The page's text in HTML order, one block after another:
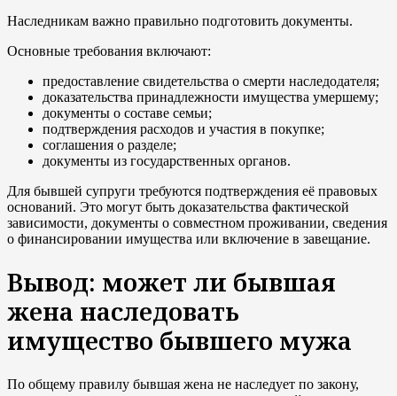
Наследникам важно правильно подготовить документы.
Основные требования включают:
предоставление свидетельства о смерти наследодателя;
доказательства принадлежности имущества умершему;
документы о составе семьи;
подтверждения расходов и участия в покупке;
соглашения о разделе;
документы из государственных органов.
Для бывшей супруги требуются подтверждения её правовых
оснований. Это могут быть доказательства фактической
зависимости, документы о совместном проживании, сведения
о финансировании имущества или включение в завещание.
Вывод: может ли бывшая
жена наследовать
имущество бывшего мужа
По общему правилу бывшая жена не наследует по закону,